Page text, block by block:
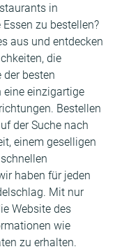
in
zu bestellen?
aus und entdecken
die
der besten
eine einzigartige
Bestellen
der Suche nach
einem geselligen
haben für jeden
Mit nur
Website des
wie
zu erhalten.